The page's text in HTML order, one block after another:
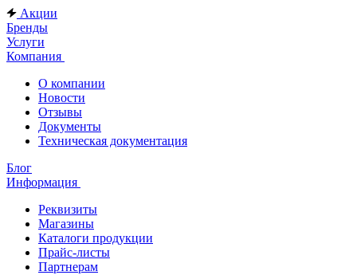
Акции
Бренды
Услуги
Компания
О компании
Новости
Отзывы
Документы
Техническая документация
Блог
Информация
Реквизиты
Магазины
Каталоги продукции
Прайс-листы
Партнерам